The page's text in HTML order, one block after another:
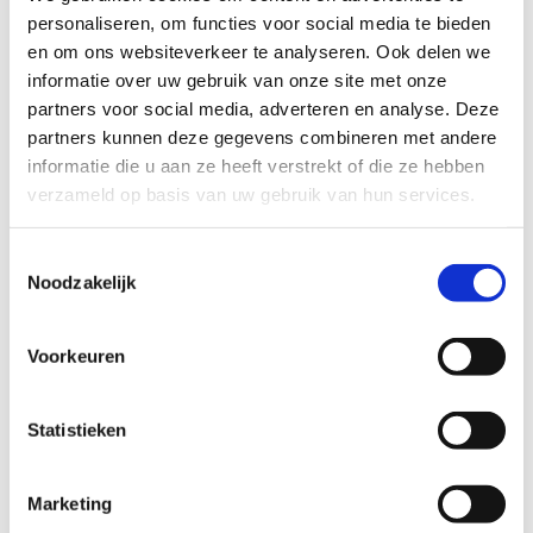
personaliseren, om functies voor social media te bieden
en om ons websiteverkeer te analyseren. Ook delen we
informatie over uw gebruik van onze site met onze
partners voor social media, adverteren en analyse. Deze
partners kunnen deze gegevens combineren met andere
informatie die u aan ze heeft verstrekt of die ze hebben
verzameld op basis van uw gebruik van hun services.
Noodzakelijk
Voorkeuren
Statistieken
Marketing
Wandelen in groep?
genieten van prachtige wandelingen in de
adembenemende omgeving.
Of je nu een doorgewinterde wandelaar bent of
pas begint, bij ons vind je de ideale plek om je
ontspannen in de natuur. Naast wandelen